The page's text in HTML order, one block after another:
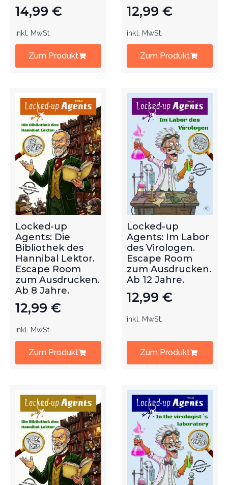
14,99 €
inkl. MwSt.
Zum Produkt
12,99 €
inkl. MwSt.
Zum Produkt
Locked-up
Agents: Die
Bibliothek des
Hannibal Lektor.
Escape Room
zum Ausdrucken.
Ab 8 Jahre.
12,99 €
inkl. MwSt.
Zum Produkt
Locked-up
Agents: Im Labor
des Virologen.
Escape Room
zum Ausdrucken.
Ab 12 Jahre.
12,99 €
inkl. MwSt.
Zum Produkt